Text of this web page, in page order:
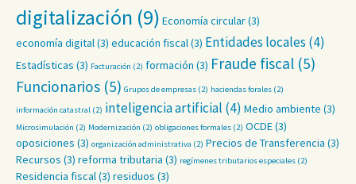
digitalización (9) Economía circular(3)
economía digital(3) educación fiscal(3) Entidades locales (4)
Estadísticas (3) Facturación (2) formación (3) Fraude fiscal (5)
Funcionarios (5) Grupos de empresas (2) haciendas forales (2)
información catastral (2) inteligencia artificial (4) Medio ambiente (3)
Microsimulación (2) Modernización (2) obligaciones formales (2) OCDE(3)
oposiciones (3) organización administrativa (2) Precios de Transferencia (3)
Recursos (3) reforma tributaria (3) regímenes tributarios especiales (2)
Residencia fiscal(3) residuos (3)